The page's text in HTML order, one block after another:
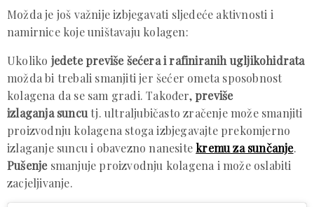
Možda je još važnije izbjegavati sljedeće aktivnosti i
namirnice koje uništavaju kolagen:
Ukoliko jedete previše šećera i rafiniranih ugljikohidrata
možda bi trebali smanjiti jer šećer ometa sposobnost
kolagena da se sam gradi. Također,previše
izlaganja suncutj. ultraljubičasto zračenje može smanjiti
proizvodnju kolagena stoga izbjegavajte prekomjerno
izlaganje suncu i obavezno nanesitekremu za sunčanje.
Pušenjesmanjuje proizvodnju kolagena i može oslabiti
zacjeljivanje.